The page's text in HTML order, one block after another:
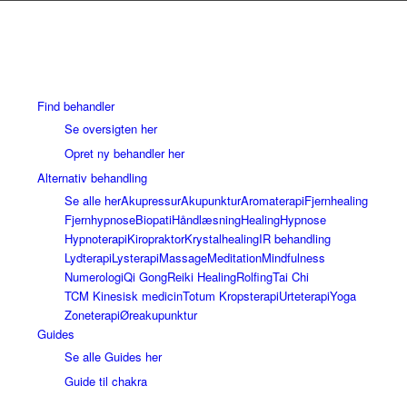
Find behandler
Se oversigten her
Opret ny behandler her
Alternativ behandling
Se alle herAkupressurAkupunkturAromaterapiFjernhealing
FjernhypnoseBiopatiHåndlæsningHealingHypnose
HypnoterapiKiropraktorKrystalhealingIR behandling
LydterapiLysterapiMassageMeditationMindfulness
NumerologiQi GongReiki HealingRolfingTai Chi
TCM Kinesisk medicinTotum KropsterapiUrteterapiYoga
ZoneterapiØreakupunktur
Guides
Se alle Guides her
Guide til chakra